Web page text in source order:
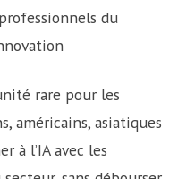
du
rare pour les
américains, asiatiques
à l’IA avec les